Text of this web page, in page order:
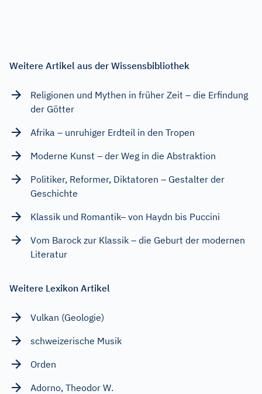
Weitere Artikel aus der Wissensbibliothek
Religionen und Mythen in früher Zeit – die Erfindung
der Götter
Afrika – unruhiger Erdteil in den Tropen
Moderne Kunst – der Weg in die Abstraktion
Politiker, Reformer, Diktatoren – Gestalter der
Geschichte
Klassik und Romantik– von Haydn bis Puccini
Vom Barock zur Klassik – die Geburt der modernen
Literatur
Weitere Lexikon Artikel
Vulkan (Geologie)
schweizerische Musik
Orden
Adorno, Theodor W.